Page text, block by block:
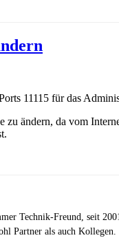
11115 für das
ändern, da vom
Technik-Freund, seit
Partner als auch Kollegen.